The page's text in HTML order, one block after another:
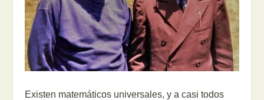
Existen matemáticos universales, y a casi todos